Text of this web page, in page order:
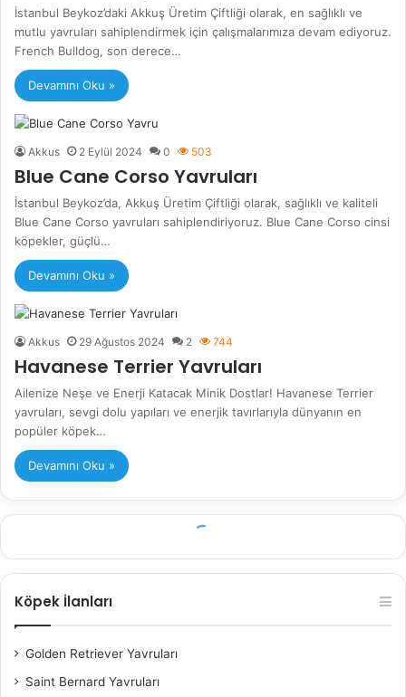
İstanbul Beykoz’daki Akkuş Üretim Çiftliği olarak, en sağlıklı ve
mutlu yavruları sahiplendirmek için çalışmalarımıza devam ediyoruz.
French Bulldog, son derece…
Devamını Oku »
Akkus 2 Eylül 2024 0 503
Blue Cane Corso Yavruları
İstanbul Beykoz’da, Akkuş Üretim Çiftliği olarak, sağlıklı ve kaliteli
Blue Cane Corso yavruları sahiplendiriyoruz. Blue Cane Corso cinsi
köpekler, güçlü…
Devamını Oku »
Akkus 29 Ağustos 2024 2 744
Havanese Terrier Yavruları
Ailenize Neşe ve Enerji Katacak Minik Dostlar! Havanese Terrier
yavruları, sevgi dolu yapıları ve enerjik tavırlarıyla dünyanın en
popüler köpek…
Devamını Oku »
Köpek İlanları
Golden Retriever Yavruları
Saint Bernard Yavruları